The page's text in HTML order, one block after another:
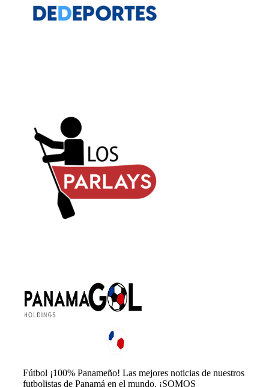
Fútbol ¡100% Panameño! Las mejores noticias de nuestros
futbolistas de Panamá en el mundo. ¡SOMOS